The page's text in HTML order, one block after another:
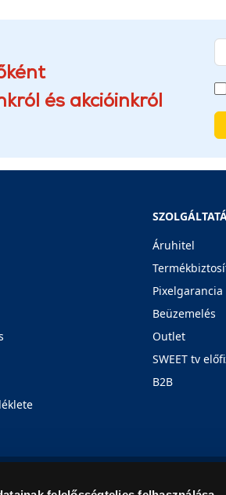
és akcióinkról
Áruhitel
Pixelgarancia
Beüzemelés
Outlet
SWEET tv
B2B